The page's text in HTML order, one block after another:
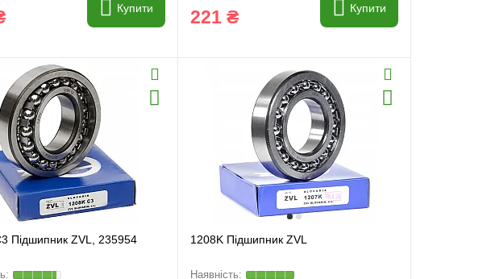
Купити 221 ₴ Купити
Підшипник ZVL, 235954 1208K Підшипник ZVL